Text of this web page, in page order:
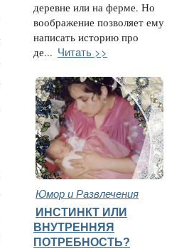
деревне или на ферме. Но
воображение позволяет ему
написать историю про
де... Читать >>
Юмор и Развлечения
ИНСТИНКТ ИЛИ
ВНУТРЕННЯЯ
ПОТРЕБНОСТЬ?